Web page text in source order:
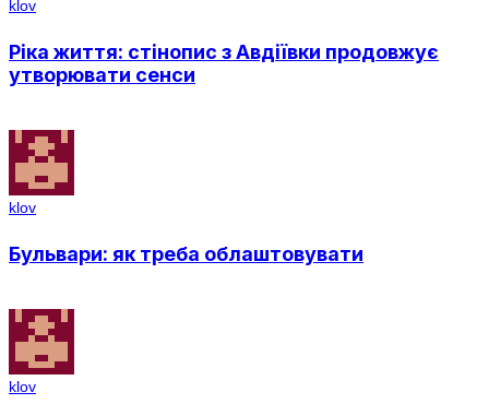
klov
Ріка життя: стінопис з Авдіївки продовжує
утворювати сенси
klov
Бульвари: як треба облаштовувати
klov